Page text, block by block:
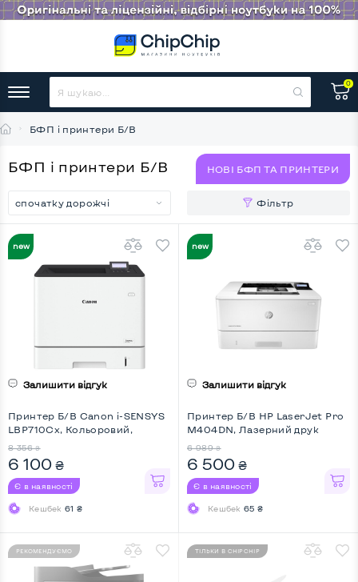
0
БФП і принтери Б/В
БФП і принтери Б/В НОВІ БФП ТА ПРИНТЕРИ
спочатку дорожчі Фільтр
НОВИНКА
Залишити відгук
Принтер Б/В Canon i-SENSYS
LBP710Cx, Кольоровий,
8 356 ₴
6 100 ₴
Є в наявності
Кешбек 61 ₴
Залишити відгук
Принтер Б/В HP LaserJet Pro
M404DN, Лазерний друк
6 989 ₴
6 500 ₴
Є в наявності
Кешбек 65 ₴
РЕКОМЕНДУЄМО ТІЛЬКИ В CHIPCHIP